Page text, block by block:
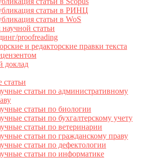
статьи в РИНЦ
статьи в WoS
статьи
proofreading
и редакторские правки текста
доклад
статьи по административному
статьи по биологии
статьи по бухгалтерскому учету
статьи по ветеринарии
статьи по гражданскому праву
статьи по дефектологии
статьи по информатике